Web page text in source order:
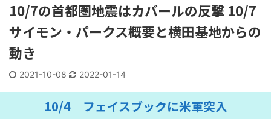
10/7の首都圏地震はカバールの反撃 10/7
サイモン・パークス概要と横田基地からの
動き
2021-10-08 2022-01-14
10/4 フェイスブックに米軍突入